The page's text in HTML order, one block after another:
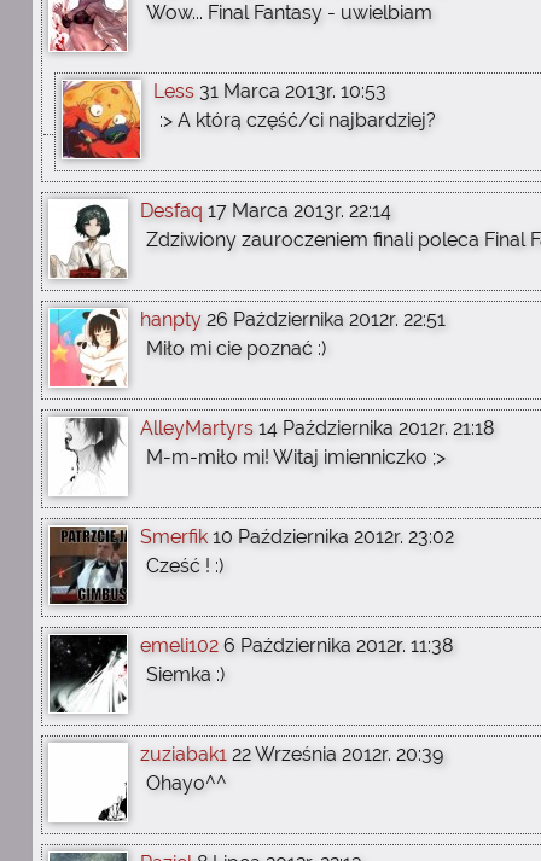
Wow... Final Fantasy - uwielbiam
Less 31 Marca 2013r. 10:53
:> A którą część/ci najbardziej?
Desfaq 17 Marca 2013r. 22:14
Zdziwiony zauroczeniem finali poleca Final
hanpty 26 Października 2012r. 22:51
Miło mi cie poznać :)
AlleyMartyrs 14 Października 2012r. 21:18
M-m-miło mi! Witaj imienniczko ;>
Smerfik 10 Października 2012r. 23:02
Cześć ! :)
emeli102 6 Października 2012r. 11:38
Siemka :)
zuziabak1 22 Września 2012r. 20:39
Ohayo^^